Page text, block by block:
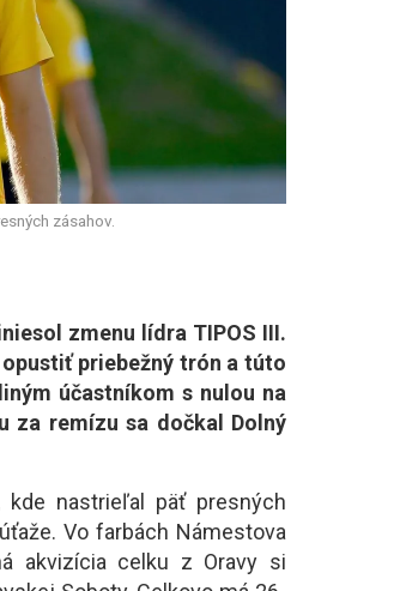
zásahov.
zmenu lídra TIPOS III.
priebežný trón a túto
účastníkom s nulou na
za remízu sa dočkal Dolný
kde nastrieľal päť presných
Vo farbách Námestova
akvizícia celku z Oravy si